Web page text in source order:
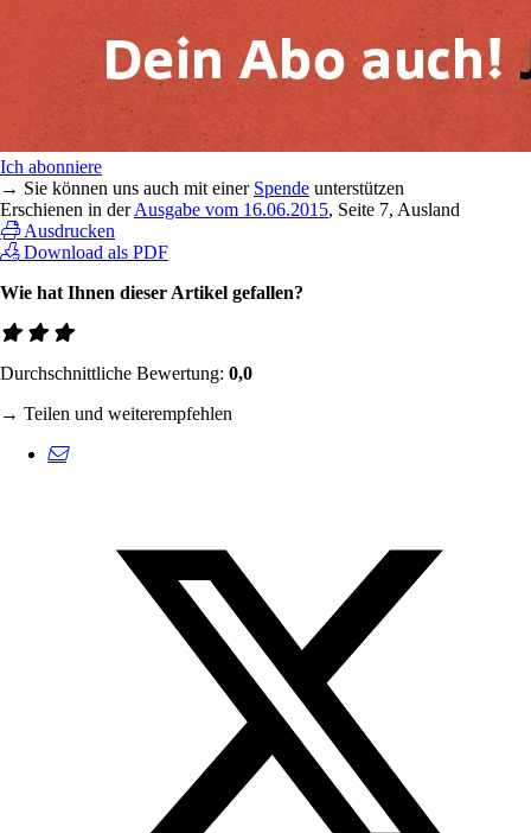
Ich abonniere
→ Sie können uns auch mit einer Spende unterstützen
Erschienen in derAusgabe vom 16.06.2015, Seite 7, Ausland
Ausdrucken
Download als PDF
Wie hat Ihnen dieser Artikel gefallen?
Durchschnittliche Bewertung: 0,0
→ Teilen und weiterempfehlen